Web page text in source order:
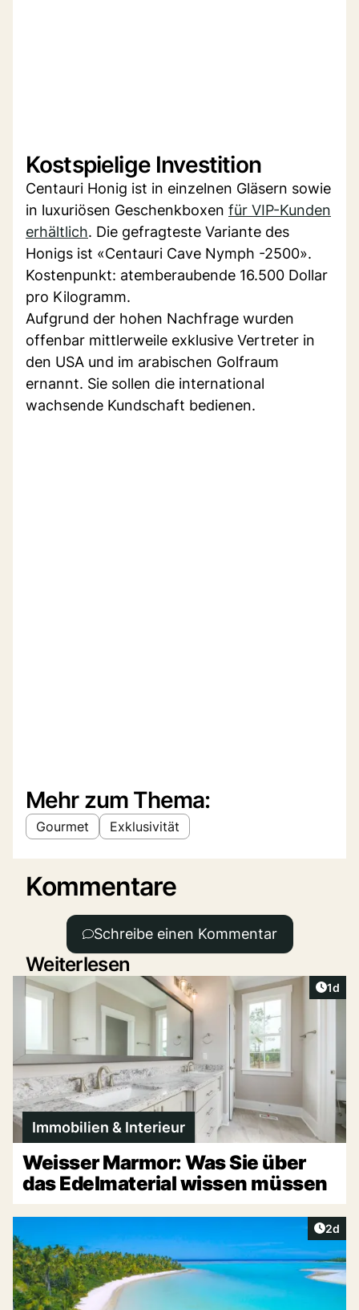
Kostspielige Investition
Centauri Honig ist in einzelnen Gläsern sowie
in luxuriösen Geschenkboxen für VIP-Kunden
erhältlich. Die gefragteste Variante des
Honigs ist «Centauri Cave Nymph -2500».
Kostenpunkt: atemberaubende 16.500 Dollar
pro Kilogramm.
Aufgrund der hohen Nachfrage wurden
offenbar mittlerweile exklusive Vertreter in
den USA und im arabischen Golfraum
ernannt. Sie sollen die international
wachsende Kundschaft bedienen.
Mehr zum Thema:
Gourmet Exklusivität
Kommentare
Schreibe einen Kommentar
Weiterlesen
1d
Immobilien & Interieur
Weisser Marmor: Was Sie über
das Edelmaterial wissen müssen
2d